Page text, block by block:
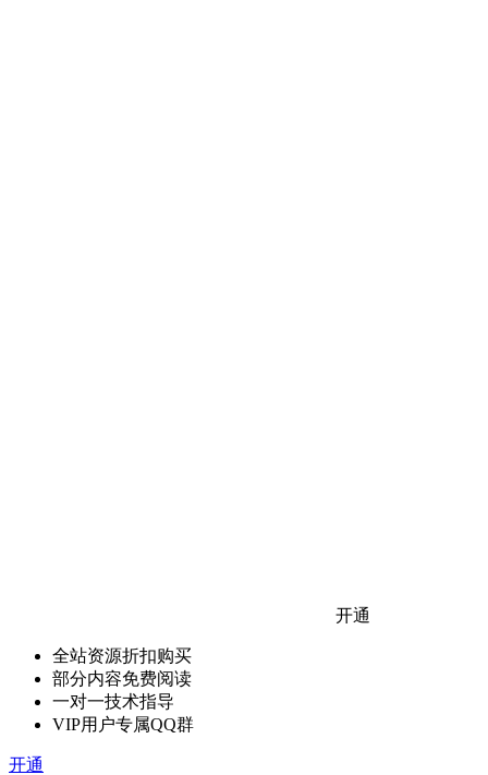
开通
全站资源折扣购买
部分内容免费阅读
一对一技术指导
VIP用户专属QQ群
开通